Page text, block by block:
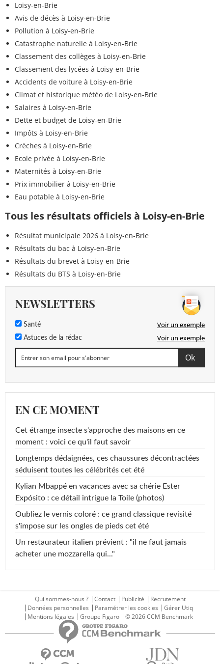
Loisy-en-Brie
Avis de décès à Loisy-en-Brie
Pollution à Loisy-en-Brie
Catastrophe naturelle à Loisy-en-Brie
Classement des collèges à Loisy-en-Brie
Classement des lycées à Loisy-en-Brie
Accidents de voiture à Loisy-en-Brie
Climat et historique météo de Loisy-en-Brie
Salaires à Loisy-en-Brie
Dette et budget de Loisy-en-Brie
Impôts à Loisy-en-Brie
Crèches à Loisy-en-Brie
Ecole privée à Loisy-en-Brie
Maternités à Loisy-en-Brie
Prix immobilier à Loisy-en-Brie
Eau potable à Loisy-en-Brie
Tous les résultats officiels à Loisy-en-Brie
Résultat municipale 2026 à Loisy-en-Brie
Résultats du bac à Loisy-en-Brie
Résultats du brevet à Loisy-en-Brie
Résultats du BTS à Loisy-en-Brie
NEWSLETTERS
Santé Voir un exemple
Astuces de la rédac Voir un exemple
EN CE MOMENT
Cet étrange insecte s'approche des maisons en ce
moment : voici ce qu'il faut savoir
Longtemps dédaignées, ces chaussures décontractées
séduisent toutes les célébrités cet été
Kylian Mbappé en vacances avec sa chérie Ester
Expósito : ce détail intrigue la Toile (photos)
Oubliez le vernis coloré : ce grand classique revisité
s'impose sur les ongles de pieds cet été
Un restaurateur italien prévient : "il ne faut jamais
acheter une mozzarella qui..."
Qui sommes-nous ? Contact Publicité
Recrutement
Données personnelles
Paramétrer les cookies
Gérer Utiq
Mentions légales
Groupe Figaro © 2026 CCM Benchmark